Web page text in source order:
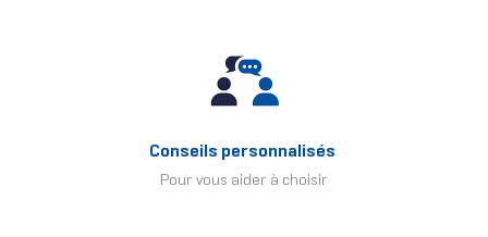
Conseils personnalisés
Pour vous aider à choisir